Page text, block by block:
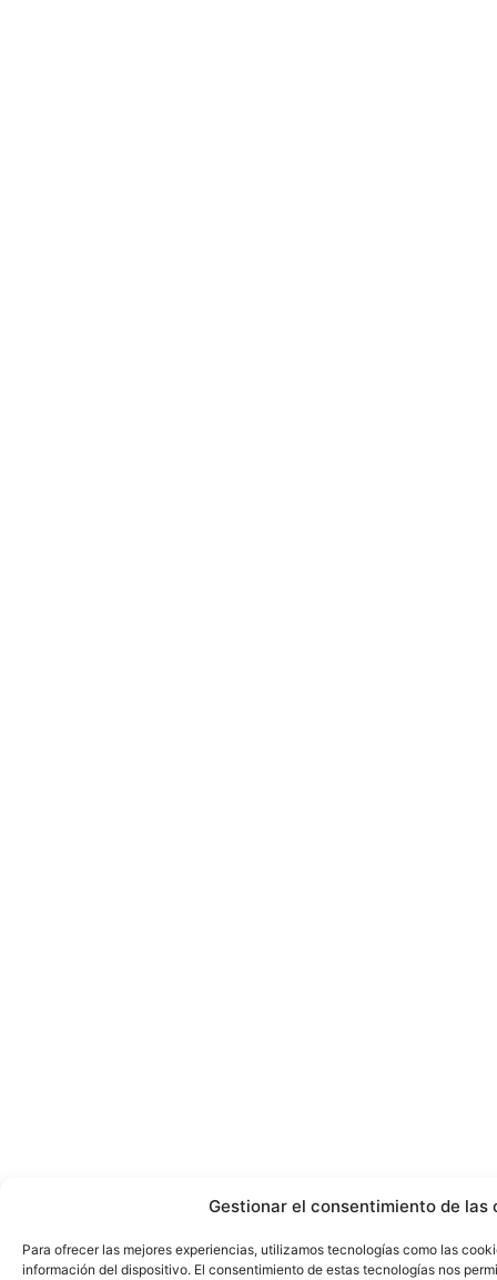
Gestionar el consentimiento de las
Para ofrecer las mejores experiencias, utilizamos tecnologías como las
información del dispositivo. El consentimiento de estas tecnologías nos